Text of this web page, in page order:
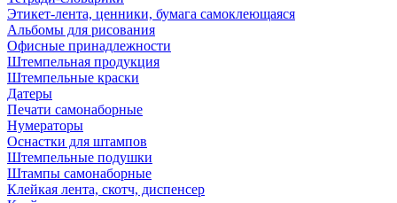
Этикет-лента, ценники, бумага самоклеющаяся
Альбомы для рисования
Офисные принадлежности
Штемпельная продукция
Штемпельные краски
Датеры
Печати самонаборные
Нумераторы
Оснастки для штампов
Штемпельные подушки
Штампы самонаборные
Клейкая лента, скотч, диспенсер